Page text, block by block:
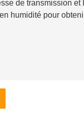
de transmission
humidité pour